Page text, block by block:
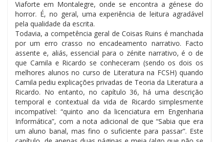
Viaforte em Montalegre, onde se encontra a génese do
horror. É, no geral, uma experiência de leitura agradável
pela qualidade da escrita.
Todavia, a competência geral de Coisas Ruins é manchada
por um erro crasso no encadeamento narrativo. Facto
assente e, aliás, essencial para o zénite narrativo, é o de
que Camila e Ricardo se conheceram (sendo os dois os
melhores alunos no curso de Literatura na FCSH) quando
Camila pediu explicações privadas de Teoria da Literatura a
Ricardo. No entanto, no capítulo 36, há uma descrição
temporal e contextual da vida de Ricardo simplesmente
incompatível: “quinto ano da licenciatura em Engenharia
Informática”, com a nota adicional de que “Sabia que era
um aluno banal, mas fino o suficiente para passar”. Este